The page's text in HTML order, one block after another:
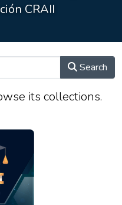
CRAII
Search
its collections.